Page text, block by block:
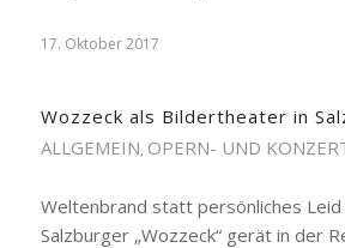
17. Oktober 2017
Wozzeck als Bildertheater in
ALLGEMEIN, OPERN- UND
Weltenbrand statt persönliches Leid
Salzburger „Wozzeck“ gerät in der